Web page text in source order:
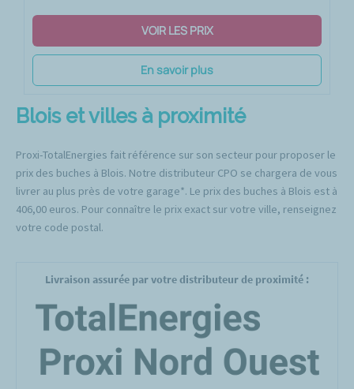
VOIR LES PRIX
En savoir plus
Blois et villes à proximité
Proxi-TotalEnergies fait référence sur son secteur pour proposer le
prix des buches à Blois. Notre distributeur CPO se chargera de vous
livrer au plus près de votre garage*. Le prix des buches à Blois est à
406,00 euros. Pour connaître le prix exact sur votre ville, renseignez
votre code postal.
Livraison assurée par votre distributeur de proximité :